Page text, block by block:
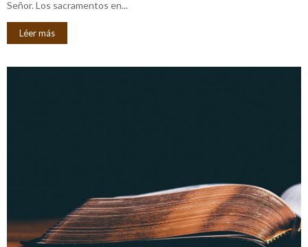
Señor. Los sacramentos en...
Léer más